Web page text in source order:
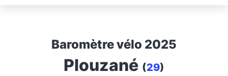
Baromètre vélo 2025
Plouzané (29)